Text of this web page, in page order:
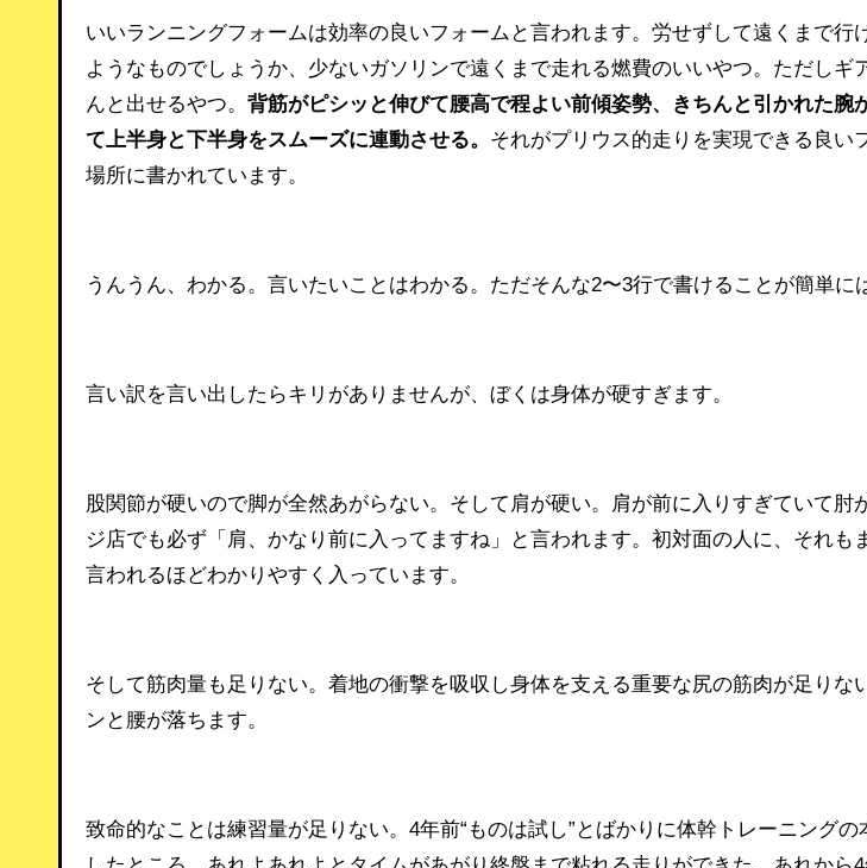
いいランニングフォームは効率の良いフォームと言われます。労せずして遠くまで行
ようなものでしょうか、少ないガソリンで遠くまで走れる燃費のいいやつ。ただしギ
んと出せるやつ。 背筋がピシッと伸びて腰高で程よい前傾姿勢、きちんと引かれた腕
て上半身と下半身をスムーズに連動させる。 それがプリウス的走りを実現できる良い
場所に書かれています。
うんうん、わかる。言いたいことはわかる。ただそんな2〜3行で書けることが簡単に
言い訳を言い出したらキリがありませんが、ぼくは身体が硬すぎます。
股関節が硬いので脚が全然あがらない。そして肩が硬い。肩が前に入りすぎていて肘
ジ店でも必ず「肩、かなり前に入ってますね」と言われます。初対面の人に、それも
言われるほどわかりやすく入っています。
そして筋肉量も足りない。着地の衝撃を吸収し身体を支える重要な尻の筋肉が足りな
ンと腰が落ちます。
致命的なことは練習量が足りない。4年前“ものは試し”とばかりに体幹トレーニング